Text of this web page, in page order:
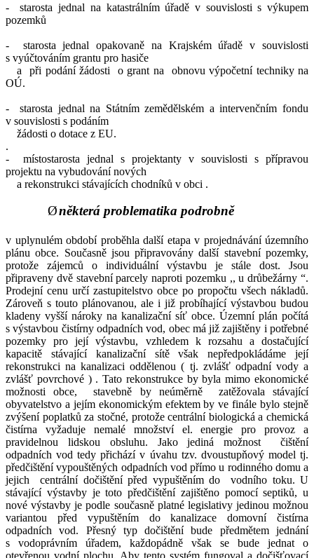
-
starosta jednal na katastrálním úřadě v souvislosti s výkupem
pozemků
-
starosta jednal opakovaně na Krajském úřadě v souvislosti
s vyúčtováním grantu pro hasiče
a
při podání žádosti o grant na
obnovu výpočetní techniky na
OÚ.
-
starosta jednal na Státním zemědělském a intervenčním fondu
v souvislosti s podáním
žádosti o dotace z EU.
.
-
místostarosta jednal s projektanty v souvislosti s přípravou
projektu na vybudování nových
a rekonstrukci stávajících chodníků v obci .
Øněkterá problematika podrobně
v uplynulém období proběhla další etapa v projednávání územního
plánu obce. Současně jsou připravovány další stavební pozemky,
protože zájemců o individuální výstavbu je stále dost. Jsou
připraveny dvě stavební parcely naproti pozemku ,, u drůbežárny “.
Prodejní cenu určí zastupitelstvo obce po propočtu všech nákladů.
Zároveň s touto plánovanou, ale i již probíhající výstavbou budou
kladeny vyšší nároky na kanalizační síť obce. Územní plán počítá
s výstavbou čistírny odpadních vod, obec má již zajištěny i potřebné
pozemky pro její výstavbu, vzhledem k rozsahu a dostačující
kapacitě stávající kanalizační sítě však nepředpokládáme její
rekonstrukci na kanalizaci oddělenou ( tj. zvlášť odpadní vody a
zvlášť povrchové ) . Tato rekonstrukce by byla mimo ekonomické
možnosti obce,
stavebně by neúměrně
zatěžovala stávající
obyvatelstvo a jejím ekonomickým efektem by ve finále bylo stejně
zvýšení poplatků za stočné, protože centrální biologická a chemická
čistírna vyžaduje nemalé množství el. energie pro provoz a
pravidelnou lidskou obsluhu. Jako jediná možnost
čištění
odpadních vod tedy přichází v úvahu tzv. dvoustupňový model tj.
předčištění vypouštěných odpadních vod přímo u rodinného domu a
jejich
centrální dočištění před vypuštěním do
vodního toku. U
stávající výstavby je toto předčištění zajištěno pomocí septiků, u
nové výstavby je podle současně platné legislativy jedinou možnou
variantou před vypuštěním do kanalizace domovní čistírna
odpadních vod. Přesný typ dočištění bude předmětem jednání
s vodoprávním úřadem, každopádně však se bude jednat o
otevřenou vodní plochu. Aby tento systém fungoval a dočišťovací